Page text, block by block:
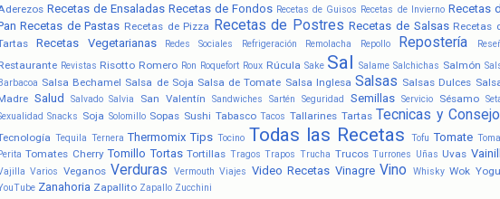
Recetas de Ensaladas Recetas de Fondos Recetas de Guisos Recetas de Invierno Recetas
Recetas de Pastas Recetas de Pizza Recetas de Postres Recetas de Salsas Recetas
Recetas Vegetarianas Redes Sociales Refrigeración Remolacha Repollo Repostería
Revistas Risotto Romero Ron Roquefort Roux Rúcula Sake Sal Salame Salchichas Salmón
Salsa Bechamel Salsa de Soja Salsa de Tomate Salsa Inglesa Salsas Salsas Dulces
Salud Salvado Salvia San Valentín Sandwiches Sartén Seguridad Semillas Servicio Sésamo
Snacks Soja Solomillo Sopas Sushi Tabasco Tacos Tallarines Tartas Tecnicas y
Tequila Ternera Thermomix Tips Tocino Todas las Recetas Tofu Tomate
Tomates Cherry Tomillo Tortas Tortillas Tragos Trapos Trucha Trucos Turrones Uñas Uvas
Varios Veganos Verduras Vermouth Viajes Video Recetas Vinagre Vino Whisky Wok
Zanahoria Zapallito Zapallo Zucchini